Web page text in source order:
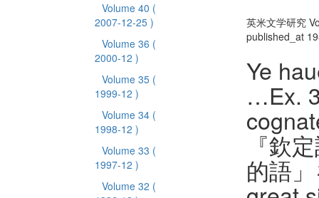
Volume 40 (
2007-12-25 )
Volume 36 (
2000-12 )
Volume 35 (
1999-12 )
Volume 34 (
1998-12 )
Volume 33 (
1997-12 )
Volume 32 (
英米文学研究
published_at
Ye
…Ex.
『欽
的語